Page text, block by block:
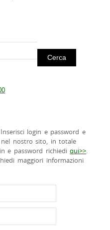
Inserisci login e password e
nostro sito, in totale
e password richiediqui>>.
maggiori informazioni